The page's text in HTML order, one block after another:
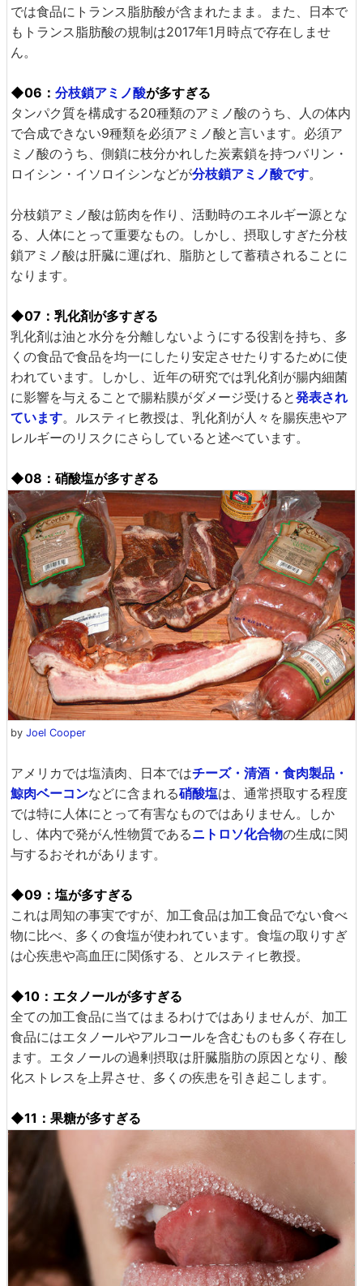
では食品にトランス脂肪酸が含まれたまま。また、日本で
もトランス脂肪酸の規制は2017年1月時点で存在しませ
ん。
◆06： 分枝鎖アミノ酸が多すぎる
タンパク質を構成する20種類のアミノ酸のうち、人の体内
で合成できない9種類を必須アミノ酸と言います。必須ア
ミノ酸のうち、側鎖に枝分かれした炭素鎖を持つバリン・
ロイシン・イソロイシンなどが分枝鎖アミノ酸です。
分枝鎖アミノ酸は筋肉を作り、活動時のエネルギー源とな
る、人体にとって重要なもの。しかし、摂取しすぎた分枝
鎖アミノ酸は肝臓に運ばれ、脂肪として蓄積されることに
なります。
◆07：乳化剤が多すぎる
乳化剤は油と水分を分離しないようにする役割を持ち、多
くの食品で食品を均一にしたり安定させたりするために使
われています。しかし、近年の研究では乳化剤が腸内細菌
に影響を与えることで腸粘膜がダメージ受けると発表され
ています。ルスティヒ教授は、乳化剤が人々を腸疾患やア
レルギーのリスクにさらしていると述べています。
◆08：硝酸塩が多すぎる
by Joel Cooper
アメリカでは塩漬肉、日本ではチーズ・清酒・食肉製品・
鯨肉ベーコンなどに含まれる硝酸塩は、通常摂取する程度
では特に人体にとって有害なものではありません。しか
し、体内で発がん性物質であるニトロソ化合物の生成に関
与するおそれがあります。
◆09：塩が多すぎる
これは周知の事実ですが、加工食品は加工食品でない食べ
物に比べ、多くの食塩が使われています。食塩の取りすぎ
は心疾患や高血圧に関係する、とルスティヒ教授。
◆10：エタノールが多すぎる
全ての加工食品に当てはまるわけではありませんが、加工
食品にはエタノールやアルコールを含むものも多く存在し
ます。エタノールの過剰摂取は肝臓脂肪の原因となり、酸
化ストレスを上昇させ、多くの疾患を引き起こします。
◆11：果糖が多すぎる